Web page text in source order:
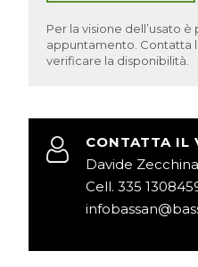
Per la visione dell’usato
appuntamento. Contatta
verificare la disponibilità.
CONTATTA IL
Davide
Cell. 335